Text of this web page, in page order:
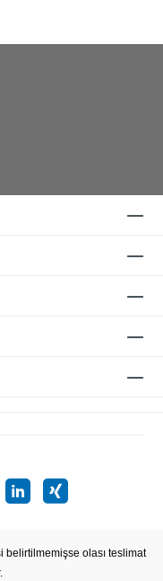
belirtilmemişse olası teslimat